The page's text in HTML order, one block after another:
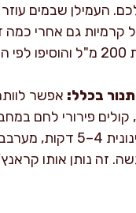
העמילן שבמים
קרמיות גם אחרי כמה
בכלל: אפשר
שמן זית על אש בינונית
זה נותן אותו